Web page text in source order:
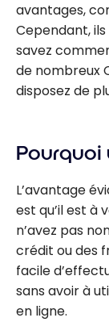
avantages,
Cependant,
savez
de nombreux
disposez de
Pourquoi
L’avantage
est qu’il est à
n’avez pas
crédit ou des
facile
sans avoir à
en ligne.